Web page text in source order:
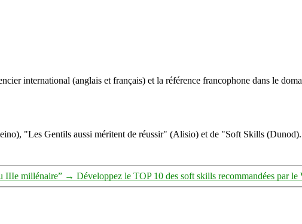
international (anglais et français) et la référence francophone dans le
"Les Gentils aussi méritent de réussir" (Alisio) et de "Soft Skills (Dunod).
IIIe millénaire” → Développez le TOP 10 des soft skills recommandées par